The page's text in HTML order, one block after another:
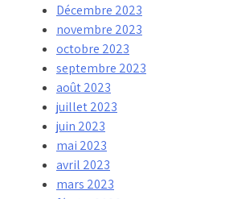
Décembre 2023
novembre 2023
octobre 2023
septembre 2023
août 2023
juillet 2023
juin 2023
mai 2023
avril 2023
mars 2023